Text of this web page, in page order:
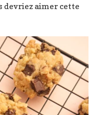
devriez aimer cette